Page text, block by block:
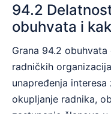
94.2
obuhvata i
Grana 94.2
radničkih
unapređenja
okupljanje radnika,